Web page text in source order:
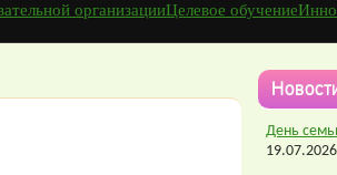
организацииЦелевое обучение
День
19.07.2026